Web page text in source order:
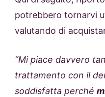
potrebbero tornarvi
valutando di
“Mi piace davvero
trattamento con il
soddisfatta perché